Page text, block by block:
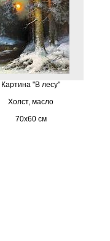
Картина "В лесу"
Холст, масло
70х60 см